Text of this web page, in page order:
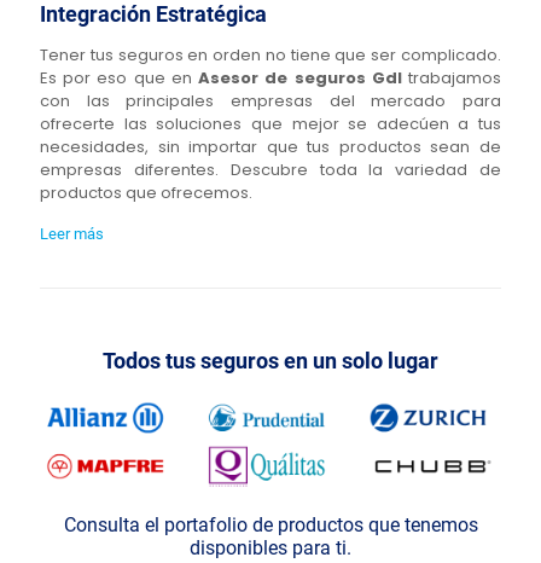
Integración Estratégica
Tener tus seguros en orden no tiene que ser complicado.
Es por eso que enAsesor de seguros Gdltrabajamos
con las principales empresas del mercado para
ofrecerte las soluciones que mejor se adecúen a tus
necesidades, sin importar que tus productos sean de
empresas diferentes. Descubre toda la variedad de
productos que ofrecemos.
Leer más
Todos tus seguros en un solo lugar
Consulta el portafolio de productos que tenemos
disponibles para ti.